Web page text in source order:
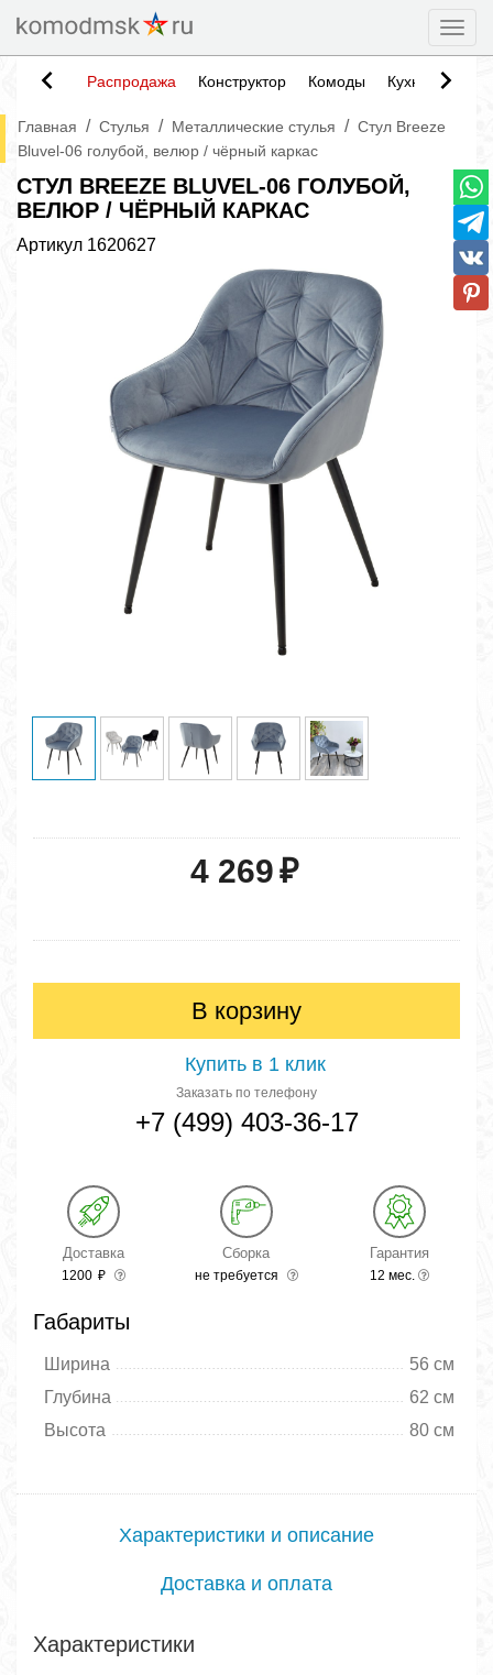
Распродажа Конструктор Комоды Кухни
Главная / Стулья / Металлические стулья / Стул Breeze
Bluvel-06 голубой, велюр / чёрный каркас
СТУЛ BREEZE BLUVEL-06 ГОЛУБОЙ,
ВЕЛЮР / ЧЁРНЫЙ КАРКАС
Артикул 1620627
4 269₽
В корзину
Купить в 1 клик
Заказать по телефону
+7 (499) 403-36-17
Доставка
1200 ₽
Сборка
не требуется
Гарантия
12 мес.
Габариты
Ширина
56 см
Глубина
62 см
Высота
80 см
Характеристики и описание
Доставка и оплата
Характеристики